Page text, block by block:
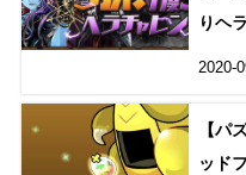
りヘ
2020-
【パ
ッド